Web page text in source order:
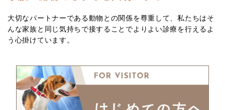
大切なパートナーである動物との関係を尊重して、私たちはそ
んな家族と同じ気持ちで接することでよりよい診療を行えるよ
う心掛けています。